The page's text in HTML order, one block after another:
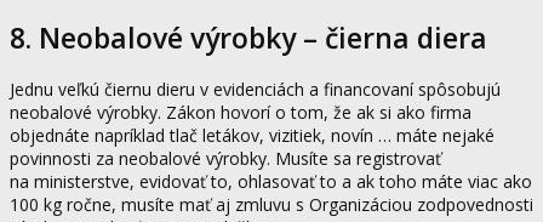
8. Neobalové výrobky – čierna diera
Jednu veľkú čiernu dieru v evidenciách a financovaní spôsobujú
neobalové výrobky. Zákon hovorí o tom, že ak si ako firma
objednáte napríklad tlač letákov, vizitiek, novín … máte nejaké
povinnosti za neobalové výrobky. Musíte sa registrovať
na ministerstve, evidovať to, ohlasovať to a ak toho máte viac ako
100 kg ročne, musíte mať aj zmluvu s Organizáciou zodpovednosti